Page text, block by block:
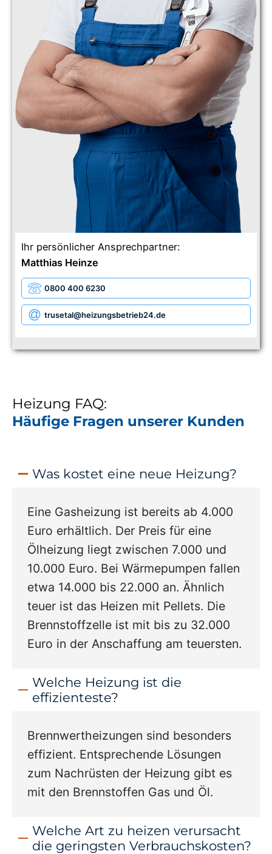
Ihr persönlicher Ansprechpartner:
Matthias Heinze
0800 400 6230
trusetal@heizungsbetrieb24.de
Heizung FAQ:
Häufige Fragen unserer Kunden
Was kostet eine neue Heizung?
Eine Gasheizung ist bereits ab 4.000
Euro erhältlich. Der Preis für eine
Ölheizung liegt zwischen 7.000 und
10.000 Euro. Bei Wärmepumpen fallen
etwa 14.000 bis 22.000 an. Ähnlich
teuer ist das Heizen mit Pellets. Die
Brennstoffzelle ist mit bis zu 32.000
Euro in der Anschaffung am teuersten.
Welche Heizung ist die
effizienteste?
Brennwertheizungen sind besonders
effizient. Entsprechende Lösungen
zum Nachrüsten der Heizung gibt es
mit den Brennstoffen Gas und Öl.
Welche Art zu heizen verursacht
die geringsten Verbrauchskosten?